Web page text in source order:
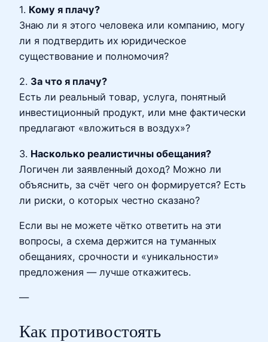
1. Кому я плачу?
Знаю ли я этого человека или компанию, могу
ли я подтвердить их юридическое
существование и полномочия?
2. За что я плачу?
Есть ли реальный товар, услуга, понятный
инвестиционный продукт, или мне фактически
предлагают «вложиться в воздух»?
3. Насколько реалистичны обещания?
Логичен ли заявленный доход? Можно ли
объяснить, за счёт чего он формируется? Есть
ли риски, о которых честно сказано?
Если вы не можете чётко ответить на эти
вопросы, а схема держится на туманных
обещаниях, срочности и «уникальности»
предложения — лучше откажитесь.
—
Как противостоять